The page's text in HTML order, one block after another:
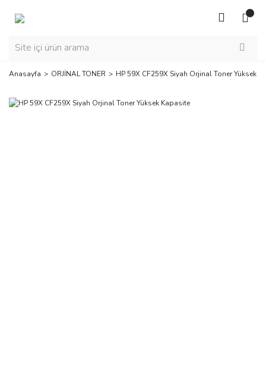
Anasayfa ORJİNAL TONER HP 59X CF259X Siyah Orjinal Toner Yüksek